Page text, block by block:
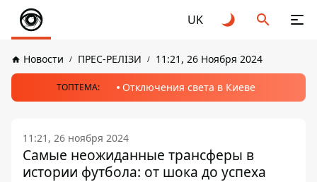
UK
Новости ПРЕС-РЕЛІЗИ 11:21, 26 Ноября 2024
ТОПТЕМА: Отключения света в Киеве
11:21, 26 ноября 2024
Самые неожиданные трансферы в
истории футбола: от шока до успеха